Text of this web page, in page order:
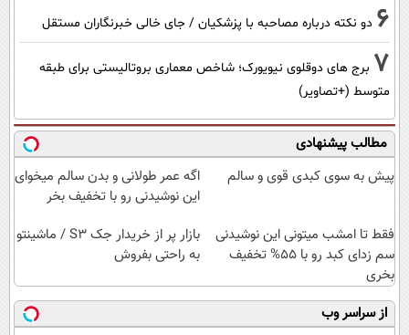
6 دو نکته درباره مصاحبه با پزشکیان / جای خالی خبرنگاران مستقل
7 برج های دوقلوی نیویورک؛ شاخص معماری بروتالیستی برای طبقه
متوسط (+تصاویر)
مطالب پیشنهادی
پیش به سوی کبدی قوی و سالم
اگه عمر طولانی و بدن سالم میخوای
این نوشیدنی رو با تخفیف بخر
فقط تا امشب میتونی این نوشیدنی
سم زدای کبد رو با 55% تخفیف
بخری
بازار پر از خریدار جک S3 / ماشینتو
به راحتی بفروش
از سراسر وب